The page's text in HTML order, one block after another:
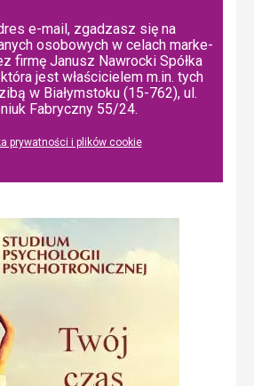
e-mail, zgadzasz się na
osobowych w ce­lach mar­ke­
firmę Janusz Nawrocki Spółka
jest właścicielem m.in. tych
w Białymstoku (15-762), ul.
Fabryczny 55/24.
prywatności i plików cookie